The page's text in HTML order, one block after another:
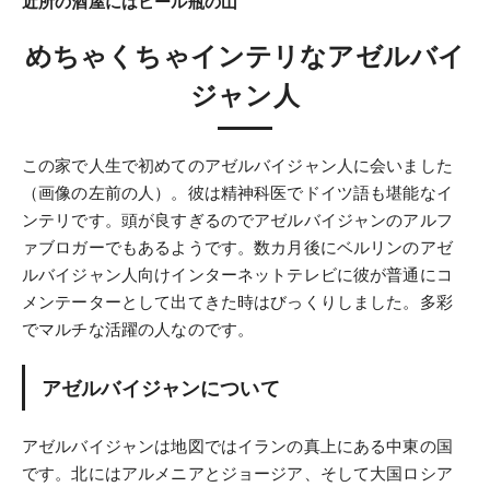
めちゃくちゃインテリなアゼルバイ
ジャン人
この家で人生で初めてのアゼルバイジャン人に会いました
（画像の左前の人）。彼は精神科医でドイツ語も堪能なイ
ンテリです。頭が良すぎるのでアゼルバイジャンのアルフ
ァブロガーでもあるようです。数カ月後にベルリンのアゼ
ルバイジャン人向けインターネットテレビに彼が普通にコ
メンテーターとして出てきた時はびっくりしました。多彩
でマルチな活躍の人なのです。
アゼルバイジャンについて
アゼルバイジャンは地図ではイランの真上にある中東の国
です。北にはアルメニアとジョージア、そして大国ロシア